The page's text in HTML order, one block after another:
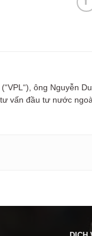
ông Nguyễn
vấn đầu tư nước